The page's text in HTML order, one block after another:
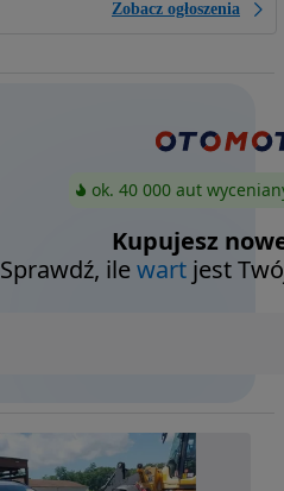
Zobacz ogłoszenia
ok. 40 000 aut
Kupujesz
Sprawdź, ilewart jest